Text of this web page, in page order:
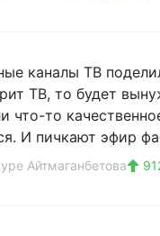
каналы ТВ
ТВ, то будет
что-то
И пичкают эфир
Айтмаганбетова